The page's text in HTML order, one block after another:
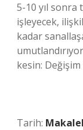
5-10 yıl sonra
işleyecek,
kadar
kesin: Değişim
Tarih: